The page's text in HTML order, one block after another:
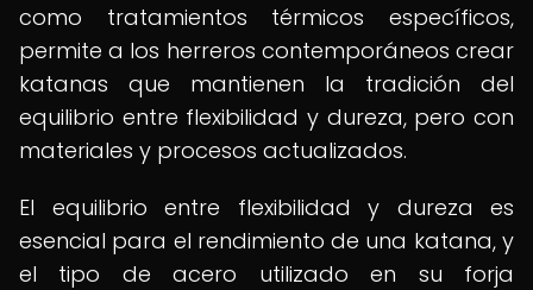
como tratamientos térmicos específicos,
permite a los herreros contemporáneos crear
katanas que mantienen la tradición del
equilibrio entre flexibilidad y dureza, pero con
materiales y procesos actualizados.
El equilibrio entre flexibilidad y dureza es
esencial para el rendimiento de una katana, y
el tipo de acero utilizado en su forja